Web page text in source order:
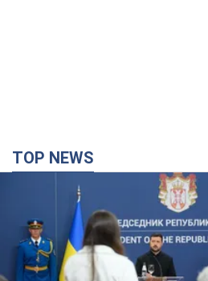
TOP NEWS